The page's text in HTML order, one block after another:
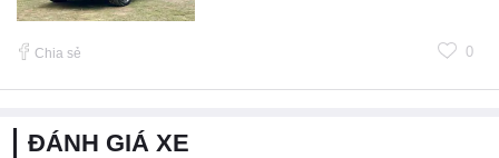
Chia sẻ 0
ĐÁNH GIÁ XE